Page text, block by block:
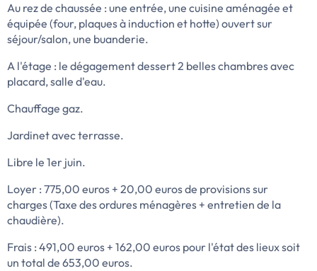
Au rez de chaussée : une entrée, une cuisine aménagée et
équipée (four, plaques à induction et hotte) ouvert sur
séjour/salon, une buanderie.
A l'étage : le dégagement dessert 2 belles chambres avec
placard, salle d'eau.
Chauffage gaz.
Jardinet avec terrasse.
Libre le 1er juin.
Loyer : 775,00 euros + 20,00 euros de provisions sur
charges (Taxe des ordures ménagères + entretien de la
chaudière).
Frais : 491,00 euros + 162,00 euros pour l'état des lieux soit
un total de 653,00 euros.